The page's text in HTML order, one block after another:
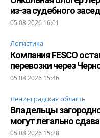
из-за судебного
05.08.2026 16:01
Логистика
Компания FESCO
перевозки через
05.08.2026 15:46
Ленинградская область
Владельцы
могут легально
05.08.2026 15:28